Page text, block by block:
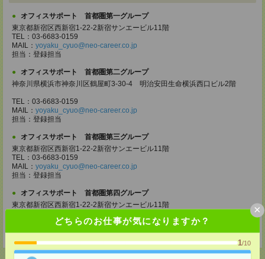
どちらのお仕事が気になりますか？
1/10
×
オフィスサポート 首都圏第一グループ
東京都新宿区西新宿1-22-2新宿サンエービル11階
TEL：03-6683-0159
MAIL： yoyaku_cyuo@neo-career.co.jp
担当：登録担当
オフィスサポート 首都圏第二グループ
神奈川県横浜市神奈川区鶴屋町3-30-4 明治安田生命横浜西口ビル2階
TEL：03-6683-0159
MAIL： yoyaku_cyuo@neo-career.co.jp
担当：登録担当
オフィスサポート 首都圏第三グループ
東京都新宿区西新宿1-22-2新宿サンエービル11階
TEL：03-6683-0159
MAIL： yoyaku_cyuo@neo-career.co.jp
担当：登録担当
オフィスサポート 首都圏第四グループ
東京都新宿区西新宿1-22-2新宿サンエービル11階
yoyaku_cyuo@neo-career.co.jp
担当：登録担当